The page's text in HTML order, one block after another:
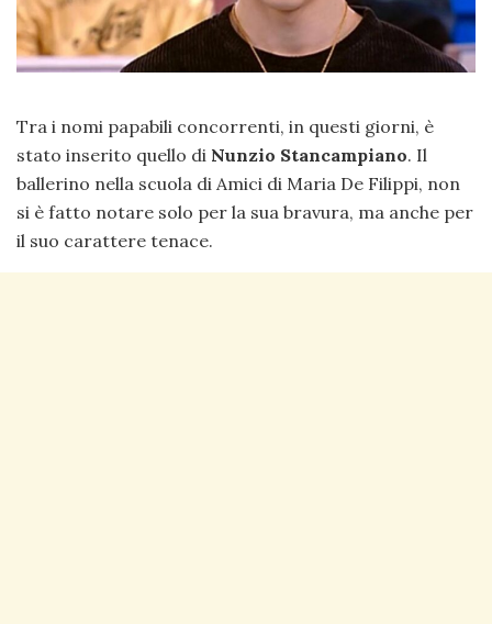
Tra i nomi papabili concorrenti, in questi giorni, è
stato inserito quello di Nunzio Stancampiano. Il
ballerino nella scuola di Amici di Maria De Filippi, non
si è fatto notare solo per la sua bravura, ma anche per
il suo carattere tenace.